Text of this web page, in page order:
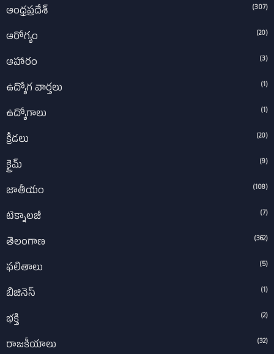
ఆంధ్రప్రదేశ్‌ (307)
ఆరోగ్యం (20)
ఆహారం (3)
ఉద్యోగ వార్తలు (1)
ఉద్యోగాలు (1)
క్రీడలు (20)
క్రైమ్ (9)
జాతీయం (108)
టెక్నాలజీ (7)
తెలంగాణ (362)
ఫలితాలు (5)
బిజినెస్ (1)
భక్తి (2)
రాజకీయాలు (32)